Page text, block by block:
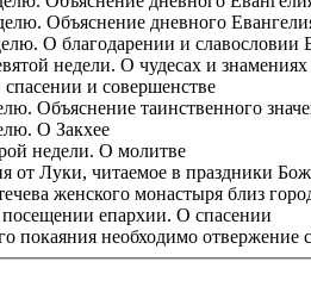
Объяснение дневного
О благодарении и славословии
недели. О чудесах и знамениях
и совершенстве
Объяснение таинственного
О Закхее
недели. О молитве
от Луки, читаемое в праздники
женского монастыря близ
епархии. О спасении
покаяния необходимо отвержение